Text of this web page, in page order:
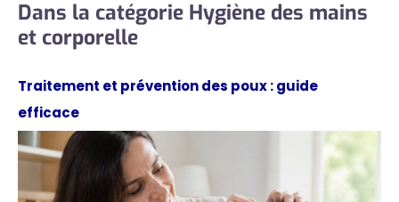
Dans la catégorie Hygiène des mains
et corporelle
Traitement et prévention des poux : guide
efficace